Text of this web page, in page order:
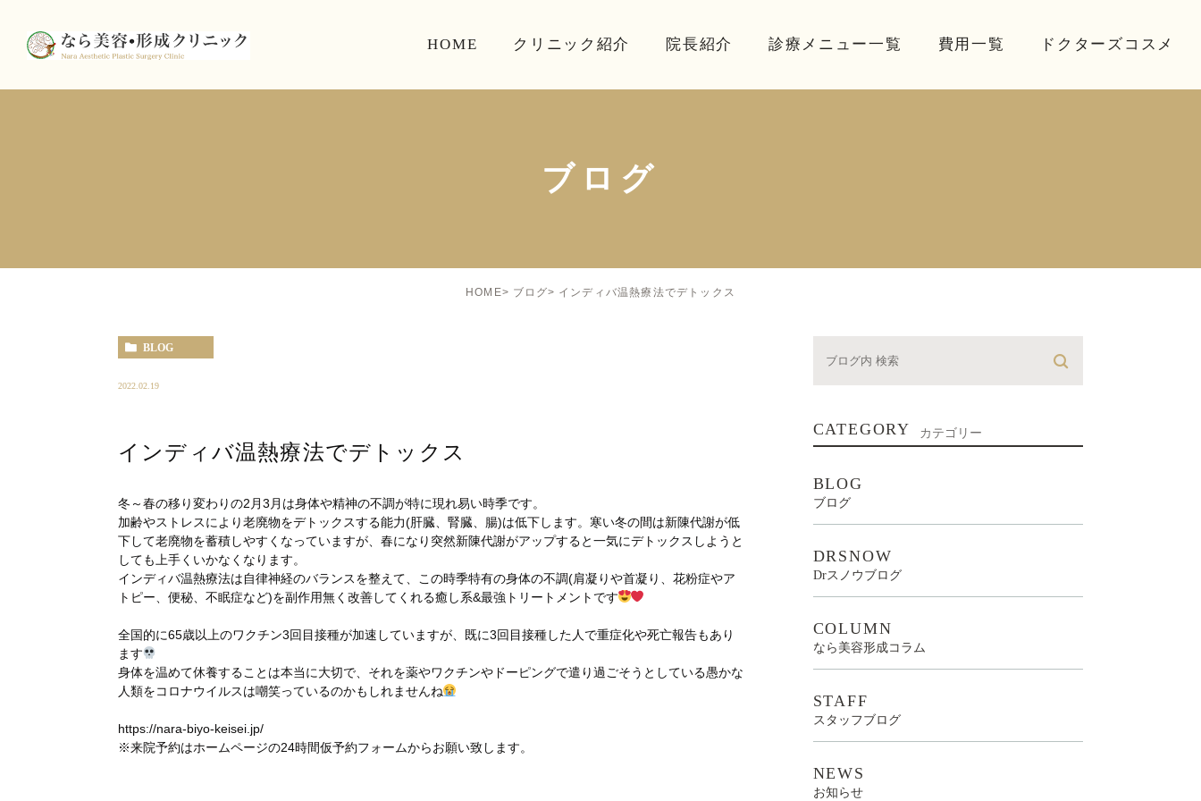
HOME クリニック紹介 院長紹介 診療メニュー一覧 費用一覧 ドクターズコスメ
ブログ
HOME ブログ インディバ温熱療法でデトックス
BLOG
2022.02.19
インディバ温熱療法でデトックス
冬～春の移り変わりの2月3月は身体や精神の不調が特に現れ易い時季です。
加齢やストレスにより老廃物をデトックスする能力(肝臓、腎臓、腸)は低下します。寒い冬の間は新陳代謝が低
下して老廃物を蓄積しやすくなっていますが、春になり突然新陳代謝がアップすると一気にデトックスしようと
しても上手くいかなくなります。
インディバ温熱療法は自律神経のバランスを整えて、この時季特有の身体の不調(肩凝りや首凝り、花粉症やア
トピー、便秘、不眠症など)を副作用無く改善してくれる癒し系&最強トリートメントです
全国的に65歳以上のワクチン3回目接種が加速していますが、既に3回目接種した人で重症化や死亡報告もあり
ます
身体を温めて休養することは本当に大切で、それを薬やワクチンやドーピングで遣り過ごそうとしている愚かな
人類をコロナウイルスは嘲笑っているのかもしれませんね
https://nara-biyo-keisei.jp/
※来院予約はホームページの24時間仮予約フォームからお願い致します。
CATEGORY カテゴリー
BLOG
ブログ
DRSNOW
Drスノウブログ
COLUMN
なら美容形成コラム
STAFF
スタッフブログ
NEWS
お知らせ